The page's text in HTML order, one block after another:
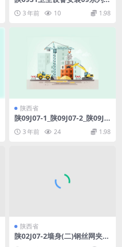
3 年前 10 1.98
陕西省
陕09J07-1_陕09J07-2_陕09J0
3 年前 24 1.98
陕西省
陕02J07-2墙身(二)钢丝网夹芯